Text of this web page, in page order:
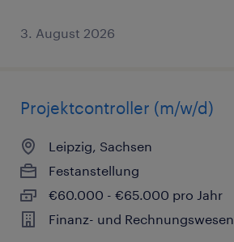
3. August 2026
Projektcontroller (m/w/d)
Leipzig, Sachsen
Festanstellung
€60.000 - €65.000 pro Jahr
Finanz- und Rechnungswesen